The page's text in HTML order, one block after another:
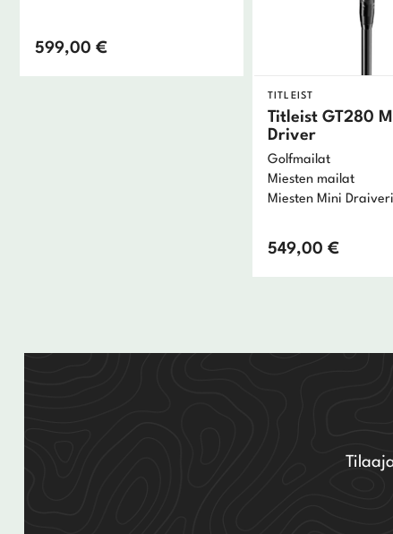
599,00 €
TITLEIST
Titleist GT280
Driver
Golfmailat
Miesten mailat
Miesten Mini
549,00 €